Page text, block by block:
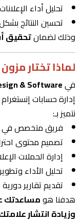
تحليل أداء الإعلانات
تحسين النتائج
وذلك لضمانتحقيق
لماذا تختار
في& Software
إدارة حسابات
نتميز بـ:
فريق متخصص في
تصميم محتوى
إدارة الحملات
تحليل الأداء
تقديم تقارير دورية
هدفنا هومساعدتك
وزيادة انتشار